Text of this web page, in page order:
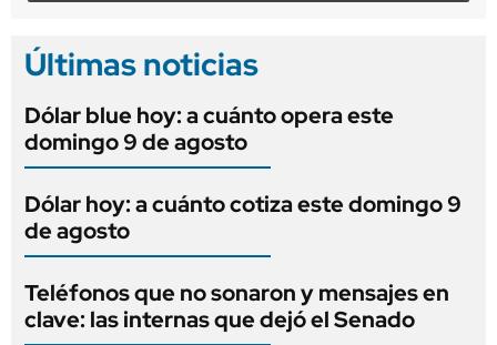
Últimas noticias
Dólar blue hoy: a cuánto opera este
domingo 9 de agosto
Dólar hoy: a cuánto cotiza este domingo 9
de agosto
Teléfonos que no sonaron y mensajes en
clave: las internas que dejó el Senado